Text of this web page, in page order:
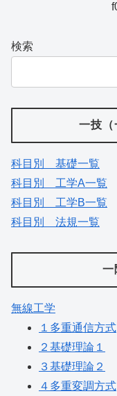
検索
一技
科目別 基礎一覧
科目別 工学A一覧
科目別 工学B一覧
科目別 法規一覧
無線工学
１多重通信方式
２基礎理論１
３基礎理論２
４多重変調方式